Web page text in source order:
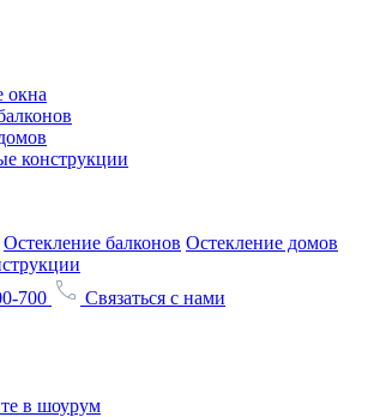
окна
конструкции
Остекление балконов Остекление домов
700
Связаться с нами
в шоурум